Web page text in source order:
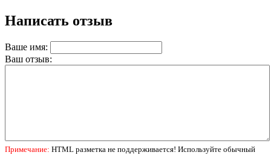
Написать отзыв
Ваше имя:
Ваш отзыв:
Примечание: HTML разметка не поддерживается! Используйте обычный